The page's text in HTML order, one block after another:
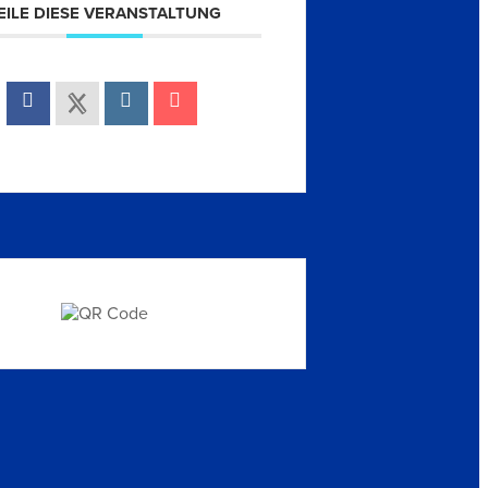
DIESE VERANSTALTUNG